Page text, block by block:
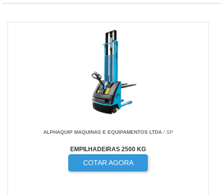
ALPHAQUIP MAQUINAS E EQUIPAMENTOS LTDA/ SP
EMPILHADEIRAS 2500 KG
COTAR AGORA